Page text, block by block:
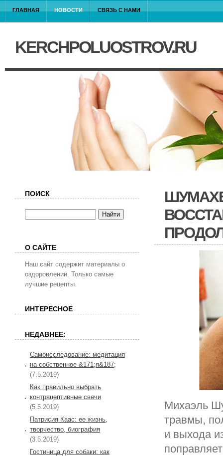
ГЛАВНАЯ НОВОСТИ СВЯЗЬ С НАМИ
KERCHPOLUOSTROV.RU
Михаэль
травмы,
и выхода
ПОИСК
О САЙТЕ
Наш сайт содержит материалы о
оздоровлении. Только самые
лучшие рецепты.
ИНТЕРЕСНОЕ
НЕДАВНЕЕ:
Самоисследование: медитация
на собственное &171;я&187;
(7.5.2019)
Как правильно выбрать
контрацептивные свечи
(5.5.2019)
Патрисия Каас: ее жизнь,
творчество, биография
(3.5.2019)
Гостиница для собаки: как